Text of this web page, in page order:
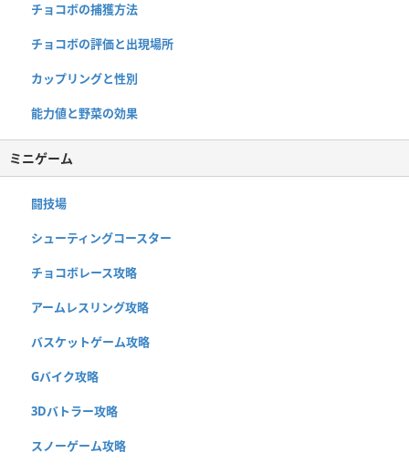
チョコボの捕獲方法
チョコボの評価と出現場所
カップリングと性別
能力値と野菜の効果
ミニゲーム
闘技場
シューティングコースター
チョコボレース攻略
アームレスリング攻略
バスケットゲーム攻略
Gバイク攻略
3Dバトラー攻略
スノーゲーム攻略